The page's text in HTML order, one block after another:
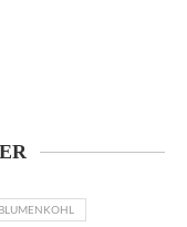
BLUMENKOHL